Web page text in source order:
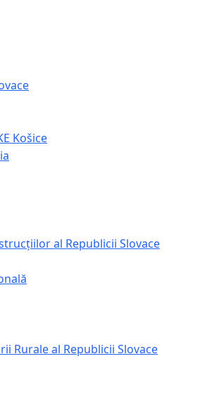
Košice
al Republicii Slovace
Rurale al Republicii Slovace